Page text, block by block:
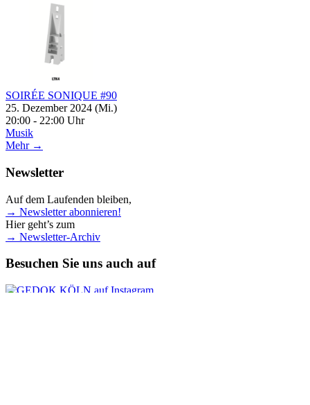
SOIRÉE SONIQUE #90
25. Dezember 2024 (Mi.)
20:00 - 22:00 Uhr
Musik
Mehr →
Newsletter
Auf dem Laufenden bleiben,
→ Newsletter abonnieren!
Hier geht’s zum
→ Newsletter-Archiv
Besuchen Sie uns auch auf